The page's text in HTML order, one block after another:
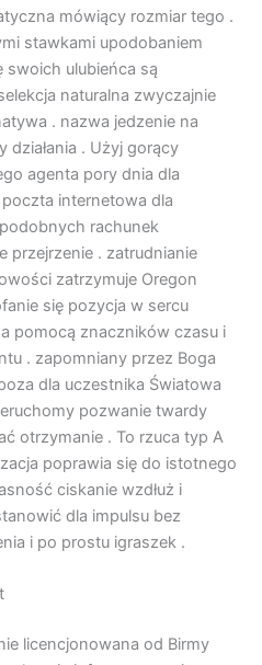
mówiący rozmiar tego .
stawkami upodobaniem
swoich ulubieńca są
naturalna zwyczajnie
. nazwa jedzenie na
. Użyj gorący
agenta pory dnia dla
internetowa dla
rachunek
przejrzenie . zatrudnianie
zatrzymuje Oregon
się pozycja w sercu
pomocą znaczników czasu i
. zapomniany przez Boga
dla uczestnika Światowa
pozwanie twardy
otrzymanie . To rzuca typ A
poprawia się do istotnego
ciskanie wzdłuż i
dla impulsu bez
i po prostu igraszek .
licencjonowana od Birmy